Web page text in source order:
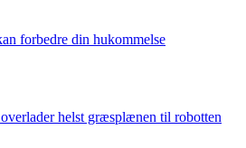
forbedre din hukommelse
helst græsplænen til robotten